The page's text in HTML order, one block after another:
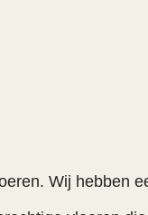
Wij hebben